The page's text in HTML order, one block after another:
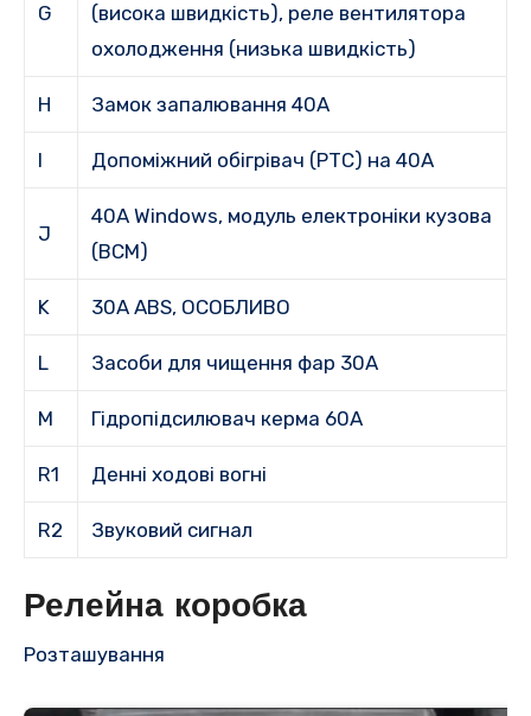
G
(висока швидкість), реле вентилятора
охолодження (низька швидкість)
H Замок запалювання 40A
I Допоміжний обігрівач (PTC) на 40A
J
40A Windows, модуль електроніки кузова
(BCM)
K 30A ABS, ОСОБЛИВО
L Засоби для чищення фар 30A
M Гідропідсилювач керма 60A
R1 Денні ходові вогні
R2 Звуковий сигнал
Релейна коробка
Розташування